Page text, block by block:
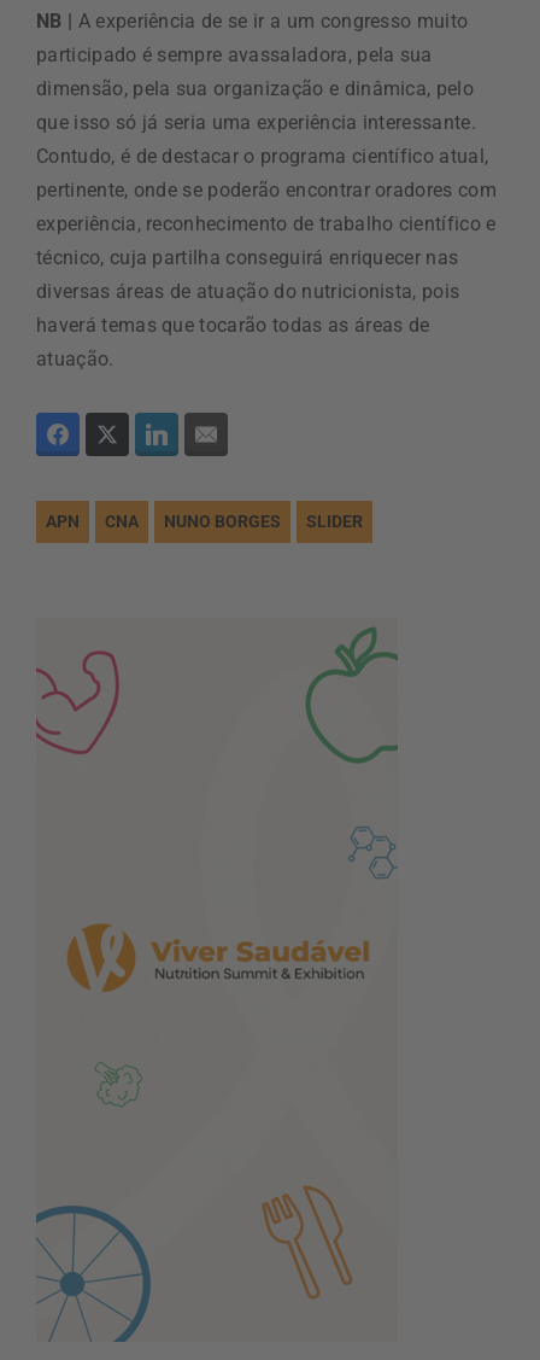
NB | A experiência de se ir a um congresso muito
participado é sempre avassaladora, pela sua
dimensão, pela sua organização e dinâmica, pelo
que isso só já seria uma experiência interessante.
Contudo, é de destacar o programa científico atual,
pertinente, onde se poderão encontrar oradores com
experiência, reconhecimento de trabalho científico e
técnico, cuja partilha conseguirá enriquecer nas
diversas áreas de atuação do nutricionista, pois
haverá temas que tocarão todas as áreas de
atuação.
APN CNA NUNO BORGES SLIDER